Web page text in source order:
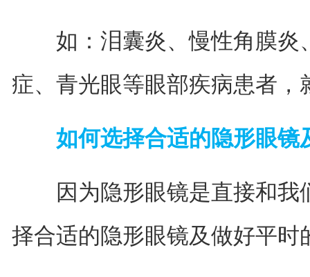
如：泪囊炎、慢性角膜炎
症、青光眼等眼部疾病患者，
如何选择合适的隐形眼镜
因为隐形眼镜是直接和我
择合适的隐形眼镜及做好平